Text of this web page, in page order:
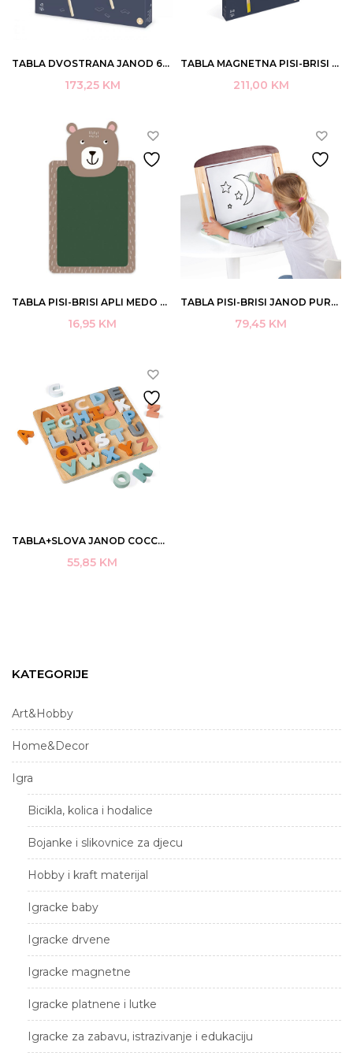
TABLA DVOSTRANA JANOD 62,5×55,5X112CM +3 ART.J09638
173,25 KM
TABLA MAGNETNA PISI-BRISI JANOD GREY 58×65 NA STALKU DRVENA 3-8 ART.J09630 (2)
211,00 KM
TABLA PISI-BRISI APLI MEDO ART.19382
16,95 KM
TABLA PISI-BRISI JANOD PURE SA PRIBOROM 54X23X40 3-8 ART.J09631 (3)
79,45 KM
TABLA+SLOVA JANOD COCCON DRVENA 24×27 2-6 ART.J04412 (4)
55,85 KM
KATEGORIJE
Art&Hobby
Home&Decor
Igra
Bicikla, kolica i hodalice
Bojanke i slikovnice za djecu
Hobby i kraft materijal
Igracke baby
Igracke drvene
Igracke magnetne
Igracke platnene i lutke
Igracke za zabavu, istrazivanje i edukaciju